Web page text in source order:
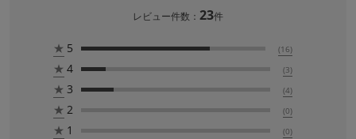
レビュー件数： 23件
★ 5 (16)
★ 4 (3)
★ 3 (4)
★ 2 (0)
★ 1 (0)